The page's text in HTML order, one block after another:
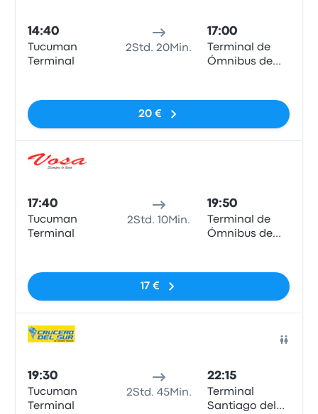
14:40
Tucuman
Terminal
2Std. 20Min.
17:00
Terminal de
Ómnibus de
20 €
17:40
Tucuman
Terminal
2Std. 10Min.
19:50
Terminal de
Ómnibus de
17 €
19:30
Tucuman
Terminal
2Std. 45Min.
22:15
Terminal
Santiago del